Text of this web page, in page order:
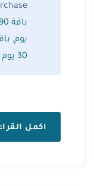
باقة 90 يوم
يوم, باقة
30 يوم
اكمل